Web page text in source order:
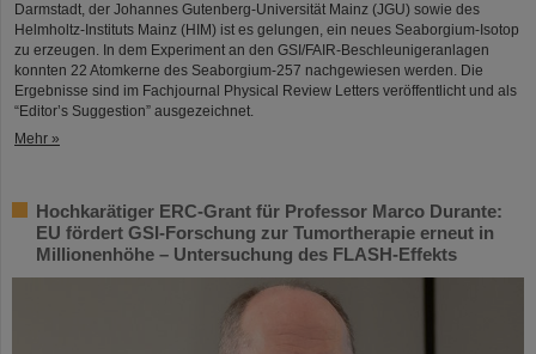
Darmstadt, der Johannes Gutenberg-Universität Mainz (JGU) sowie des
Helmholtz-Instituts Mainz (HIM) ist es gelungen, ein neues Seaborgium-Isotop
zu erzeugen. In dem Experiment an den GSI/FAIR-Beschleunigeranlagen
konnten 22 Atomkerne des Seaborgium-257 nachgewiesen werden. Die
Ergebnisse sind im Fachjournal Physical Review Letters veröffentlicht und als
“Editor’s Suggestion” ausgezeichnet.
Mehr »
Hochkarätiger ERC-Grant für Professor Marco Durante:
EU fördert GSI-Forschung zur Tumortherapie erneut in
Millionenhöhe – Untersuchung des FLASH-Effekts